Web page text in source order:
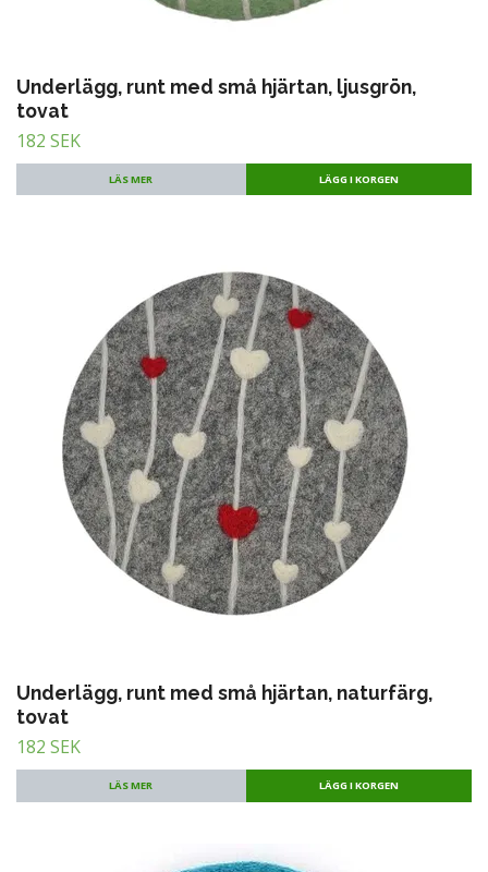
Underlägg, runt med små hjärtan, ljusgrön,
tovat
182 SEK
LÄS MER
Underlägg, runt med små hjärtan, naturfärg,
tovat
182 SEK
LÄS MER